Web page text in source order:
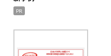
PR